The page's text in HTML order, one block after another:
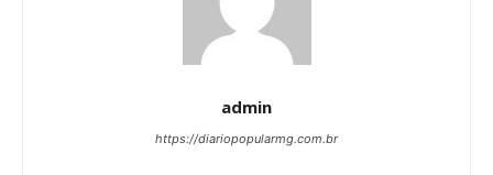
admin
https://diariopopularmg.com.br